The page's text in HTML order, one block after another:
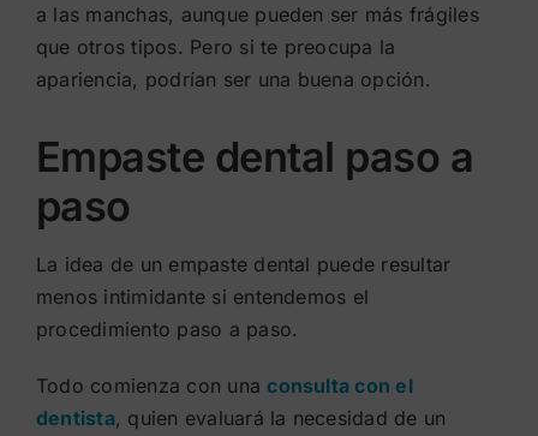
a las manchas, aunque pueden ser más frágiles
que otros tipos. Pero si te preocupa la
apariencia, podrían ser una buena opción.
Empaste dental paso a
paso
La idea de un empaste dental puede resultar
menos intimidante si entendemos el
procedimiento paso a paso.
Todo comienza con unaconsulta con el
dentista, quien evaluará la necesidad de un